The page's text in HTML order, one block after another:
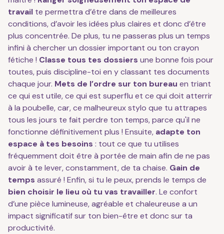
travail te permettra d’être dans de meilleures
conditions, d’avoir les idées plus claires et donc d’être
plus concentrée. De plus, tu ne passeras plus un temps
infini à chercher un dossier important ou ton crayon
fétiche ! Classe tous tes dossiers une bonne fois pour
toutes, puis discipline-toi en y classant tes documents
chaque jour. Mets de l’ordre sur ton bureau en triant
ce qui est utile, ce qui est superflu et ce qui doit atterrir
à la poubelle, car, ce malheureux stylo que tu attrapes
tous les jours te fait perdre ton temps, parce qu'il ne
fonctionne définitivement plus ! Ensuite, adapte ton
espace à tes besoins : tout ce que tu utilises
fréquemment doit être à portée de main afin de ne pas
avoir à te lever, constamment, de ta chaise. Gain de
temps assuré ! Enfin, si tu le peux, prends le temps de
bien choisir le lieu où tu vas travailler. Le confort
d’une pièce lumineuse, agréable et chaleureuse a un
impact significatif sur ton bien-être et donc sur ta
productivité.